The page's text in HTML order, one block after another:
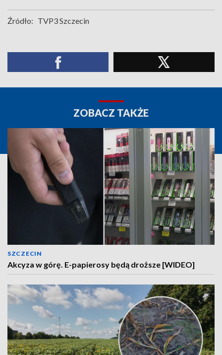
Źródło: TVP3 Szczecin
ZOBACZ TAKŻE
SZCZECIN
Akcyza w górę. E-papierosy będą droższe [WIDEO]